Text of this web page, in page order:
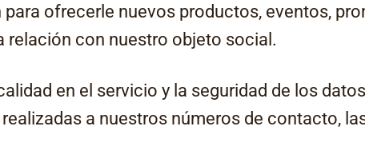
ofrecerle nuevos productos, eventos,
relación con nuestro objeto social.
en el servicio y la seguridad de los
a nuestros números de contacto,